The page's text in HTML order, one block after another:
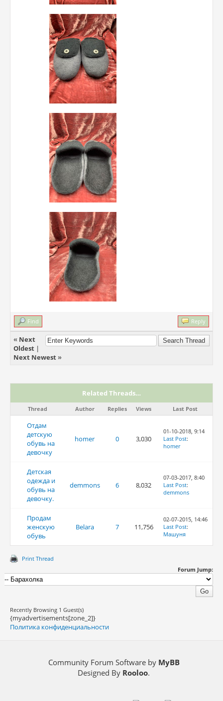
Find Reply
« Next
Oldest|
Next Newest»
Related Threads…
Thread Author Replies Views Last Post
Отдам
детскую
обувь на
девочку
homer 0 3,030
01-10-2018, 9:14
Last Post:
homer
Детская
одежда и
обувь на
девочку.
demmons 6 8,032
07-03-2017, 8:40
Last Post:
demmons
Продам
женскую
обувь
Belara 7 11,756
02-07-2015, 14:46
Last Post:
Машуня
Print Thread
Forum Jump:
Recently Browsing 1 Guest(s)
{myadvertisements[zone_2]}
Политика конфиденциальности
Community Forum Software by MyBB
Designed By Rooloo.